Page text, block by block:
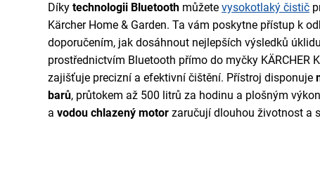
Díky technologii Bluetooth můžete vysokotlaký čistič
Kärcher Home & Garden. Ta vám poskytne přístup k
doporučením, jak dosáhnout nejlepších výsledků
prostřednictvím Bluetooth přímo do myčky KÄRCHER
zajišťuje precizní a efektivní čištění. Přístroj disponuje
barů, průtokem až 500 litrů za hodinu a plošným
a vodou chlazený motor zaručují dlouhou životnost a